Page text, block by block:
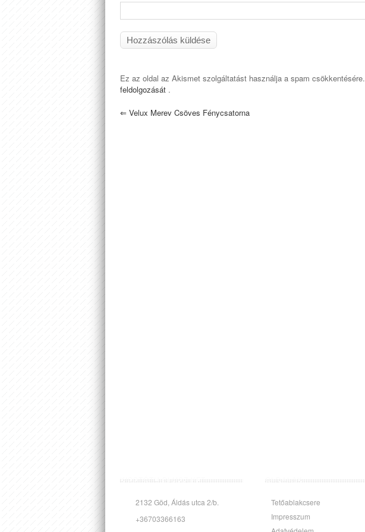
Ez az oldal az Akismet szolgáltatást használja a spam csökkentésére.
feldolgozását .
⇐ Velux Merev Csöves Fénycsatorna
KISSTÓTH PLUSZ KFT.
2132 Göd, Áldás utca 2/b.
+36703366163
OLDALAK
Tetőablakcsere
Impresszum